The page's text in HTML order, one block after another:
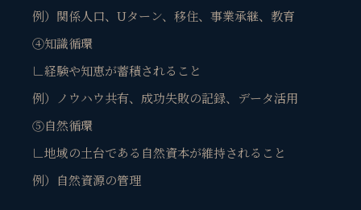
例）関係人口、Uターン、移住、事業承継、教育
④知識循環
∟経験や知恵が蓄積されること
例）ノウハウ共有、成功失敗の記録、データ活用
⑤自然循環
∟地域の土台である自然資本が維持されること
例）自然資源の管理